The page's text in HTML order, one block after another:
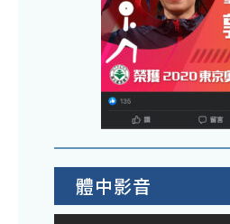
體中影音